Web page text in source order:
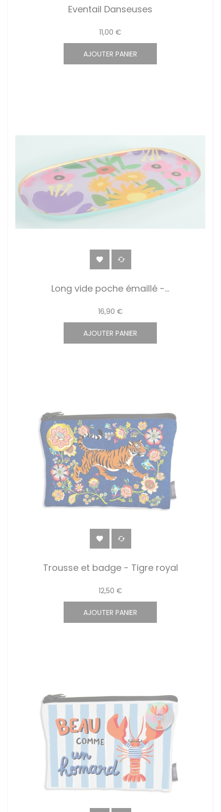
Eventail Danseuses
11,00 €
AJOUTER PANIER
 
Long vide poche émaillé -...
16,90 €
AJOUTER PANIER
 
Trousse et badge - Tigre royal
12,50 €
AJOUTER PANIER